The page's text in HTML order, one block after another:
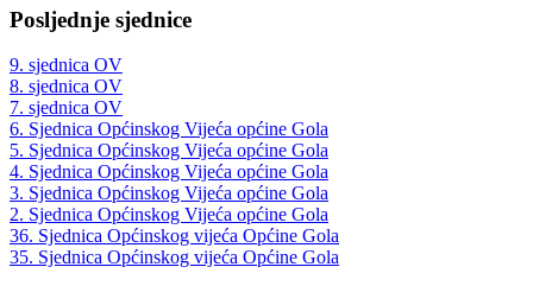
Posljednje sjednice
9. sjednica OV
8. sjednica OV
7. sjednica OV
6. Sjednica Općinskog Vijeća općine Gola
5. Sjednica Općinskog Vijeća općine Gola
4. Sjednica Općinskog Vijeća općine Gola
3. Sjednica Općinskog Vijeća općine Gola
2. Sjednica Općinskog Vijeća općine Gola
36. Sjednica Općinskog vijeća Općine Gola
35. Sjednica Općinskog vijeća Općine Gola